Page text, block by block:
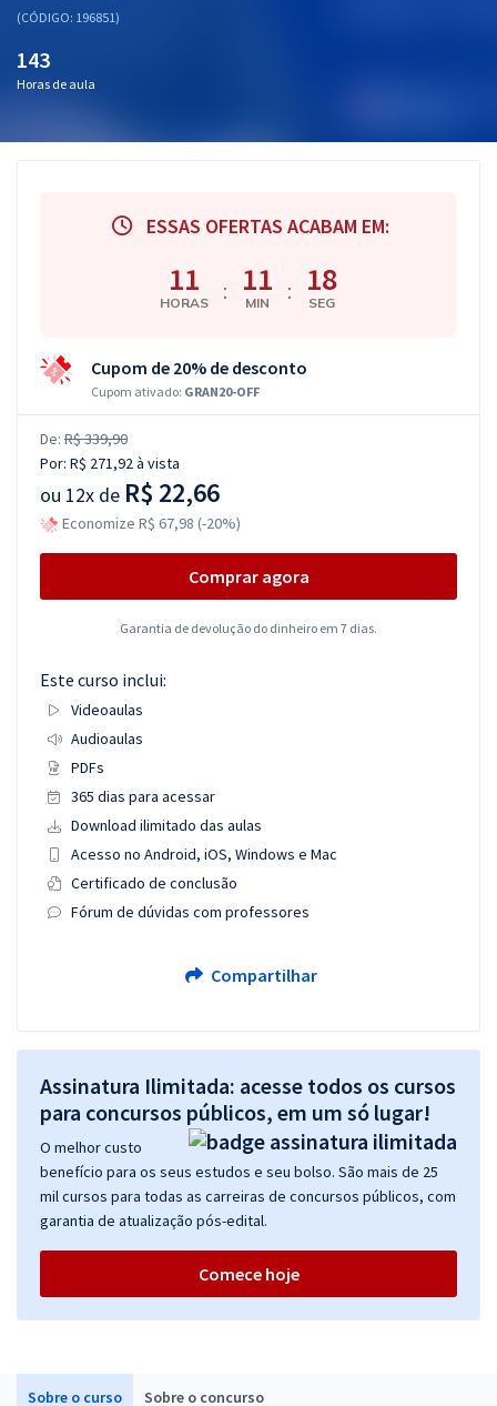
(CÓDIGO: 196851)
143
Horas de aula
Sobre o curso Sobre o concurso
ESSAS OFERTAS ACABAM EM:
11
HORAS : 11
MIN : 17
SEG
Cupom de 20% de desconto
Cupom ativado: GRAN20-OFF
De: R$ 339,90
Por: R$ 271,92à vista
ou 12x de R$ 22,66
Economize R$ 67,98 (-20%)
Comprar agora
Garantia de devolução do dinheiro em 7 dias.
Este curso inclui:
Videoaulas
Audioaulas
PDFs
365 dias para acessar
Download ilimitado das aulas
Acesso no Android, iOS, Windows e Mac
Certificado de conclusão
Fórum de dúvidas com professores
Compartilhar
Assinatura Ilimitada: acesse todos os cursos
para concursos públicos, em um só lugar!
O melhor custo
benefício para os seus estudos e seu bolso. São mais de 25
mil cursos para todas as carreiras de concursos públicos, com
garantia de atualização pós-edital.
Comece hoje